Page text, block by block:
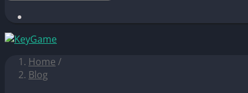
Home /
Blog